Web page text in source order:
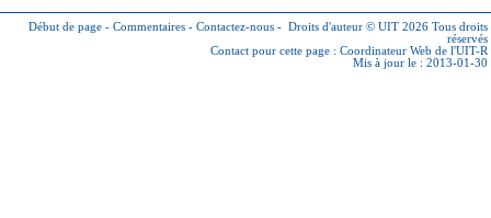
Début de page - Commentaires - Contactez-nous - Droits d'auteur © UIT 2026 Tous droits
réservés
Contact pour cette page : Coordinateur Web de l'UIT-R
Mis à jour le : 2013-01-30